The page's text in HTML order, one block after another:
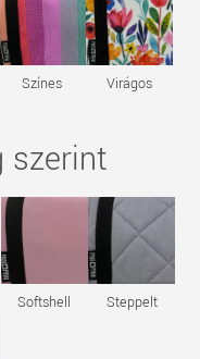
Színes Virágos
szerint
Softshell Steppelt